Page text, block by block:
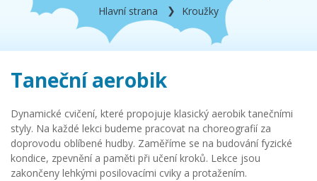
Hlavní strana Kroužky
Taneční aerobik
Dynamické cvičení, které propojuje klasický aerobik tanečními
styly. Na každé lekci budeme pracovat na choreografií za
doprovodu oblíbené hudby. Zaměříme se na budování fyzické
kondice, zpevnění a paměti při učení kroků. Lekce jsou
zakončeny lehkými posilovacími cviky a protažením.